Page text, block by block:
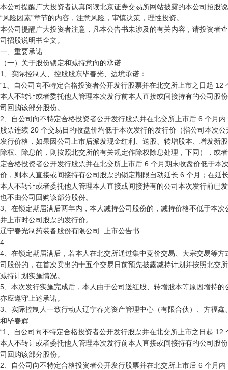
本公司提醒广大投资者认真阅读北京证券交易所网站披露的本公司招股
“风险因素”章节的内容，注意风险，审慎决策，理性投资。
本公司提醒广大投资者注意，凡本公告书未涉及的有关内容，请投资者
司招股说明书全文。
一、重要承诺
（一）关于股份锁定和减持意向的承诺
1、实际控制人、控股股东毕春光、边境承诺：
“1、自公司向不特定合格投资者公开发行股票并在北交所上市之日起 12
本人不转让或者委托他人管理本次发行前本人直接或间接持有的公司股
司回购该部分股份。
2、自公司向不特定合格投资者公开发行股票并在北交所上市后 6 个月内
股票连续 20 个交易日的收盘价均低于本次发行的发行价（指公司本次
发行价格，如果因公司上市后派发现金红利、送股、转增股本、增发新
除权、除息的，则按照北交所的有关规定作除权除息处理，下同），或
定合格投资者公开发行股票并在北交所上市后 6 个月期末收盘价低于本
价，则本人直接或间接持有公司股票的锁定期限自动延长 6 个月；在延
本人不转让或者委托他人管理本人直接或间接持有的公司本次发行前已
也不由公司回购该部分股份。
3、在锁定期届满后两年内，本人减持公司股份的，减持价格不低于本次
并上市时公司股票的发行价。
辽宁春光制药装备股份有限公司  上市公告书
4
4、在锁定期届满后，若本人在北交所通过集中竞价交易、大宗交易等方
司股份的，在首次卖出的十五个交易日前预先披露减持计划并按照北交
减持计划实施情况。
5、本次发行实施完成后，本人由于公司送红股、转增股本等原因增持的
亦应遵守上述承诺。
3、实际控制人一致行动人辽宁春光资产管理中心（有限合伙）、方福鑫
和毕春辉
“1、自公司向不特定合格投资者公开发行股票并在北交所上市之日起 12
本人不转让或者委托他人管理本次发行前本人直接或间接持有的公司股
司回购该部分股份。
2、自公司向不特定合格投资者公开发行股票并在北交所上市后 6 个月内